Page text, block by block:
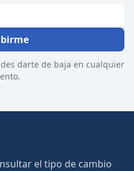
darte de baja en cualquier
el tipo de cambio